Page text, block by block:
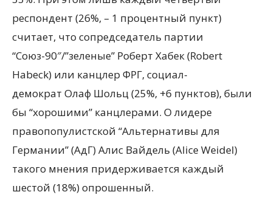
респондент (26%, – 1 процентный пункт)
считает, что сопредседатель партии
“Союз-90″/”зеленые” Роберт Хабек (Robert
Habeck) или канцлер ФРГ, социал-
демократ Олаф Шольц (25%, +6 пунктов), были
бы “хорошими” канцлерами. О лидере
правопопулистской “Альтернативы для
Германии” (АдГ) Алис Вайдель (Alice Weidel)
такого мнения придерживается каждый
шестой (18%) опрошенный.